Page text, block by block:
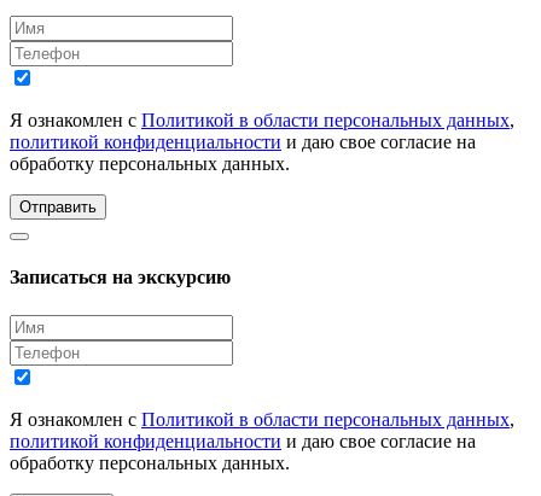
Я ознакомлен с Политикой в области персональных данных,
политикой конфиденциальности и даю свое согласие на
обработку персональных данных.
Отправить
Записаться на экскурсию
Я ознакомлен с Политикой в области персональных данных,
политикой конфиденциальности и даю свое согласие на
обработку персональных данных.